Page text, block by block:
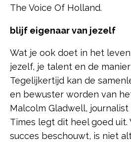
The Voice Of Holland.
blijf eigenaar van jezelf
Wat je ook doet in het
jezelf, je talent en de
Tegelijkertijd kan de
en bewuster worden van het
Malcolm Gladwell,
Times legt dit heel goed uit.
succes beschouwt, is niet